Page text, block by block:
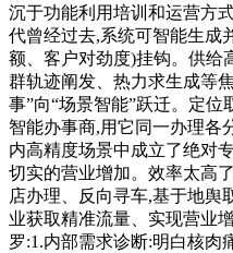
沉于功能利用培训和运营方
代曾经过去,系统可智能生成
额、客户对劲度)挂钩。供给
群轨迹阐发、热力求生成等
事”向“场景智能”跃迁。定
智能办事商,用它同一办理各
内高精度场景中成立了绝对
切实的营业增加。效率太高
店办理、反向寻车,基于地舆
业获取精准流量、实现营业
罗:1.内部需求诊断:明白核肉